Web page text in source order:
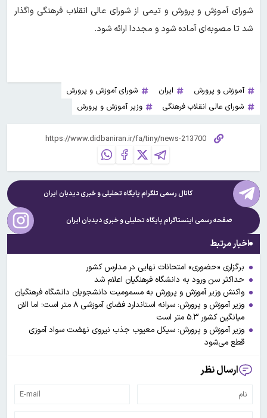
شورای آموزش و پرورش و تیمی از شورای عالی انقلاب فرهنگی واگذار
شد تا مصوبه‌ای آماده شود و مجددا ارائه شود.
آموزش و پرورش ایران
شورای آموزش و پرورش
شورای عالی انقلاب فرهنگی
وزیر آموزش و پرورش
کانال رسمی تلگرام پایگاه تحلیلی و خبریدیدبان ایران
صفحه رسمی اینستاگرام پایگاه تحلیلی و خبریدیدبان ایران
اخبار مرتبط
برگزاری «حضوری» امتحانات نهایی در مدارس کشور
حداکثر سن ورود به دانشگاه فرهنگیان اعلام شد
واکنش وزیر آموزش و پرورش به مسمومیت دانشجویان دانشگاه فرهنگیان
وزیر آموزش و پرورش: سرانه استاندارد فضای آموزشی ۸ متر است؛ اما الان
میانگین کشور ۵.۳ متر است
وزیر آموزش و پرورش: سیکل معیوب جذب نیروی نهضت سواد آموزی
قطع می‌شود
ارسال نظر